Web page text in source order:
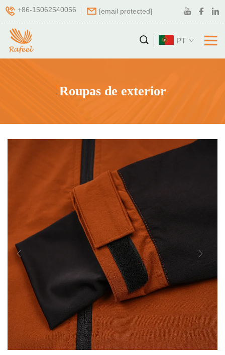
+86-15062540056 [email protected]
PT
Roupas de exterior